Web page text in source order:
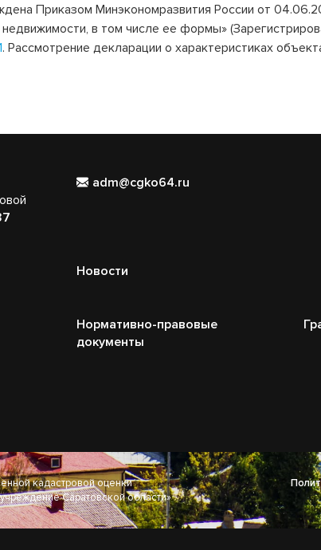
Приказом Минэкономразвития России от
недвижимости, в том числе ее формы»
. Рассмотрение декларации о характеристиках
adm@cgko64.ru
Новости
Нормативно-правовые
документы
кадастровой оценки
Саратовской области»